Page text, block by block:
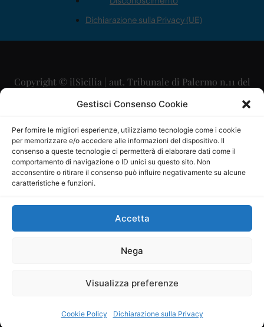
Gestisci Consenso Cookie
Per fornire le migliori esperienze, utilizziamo tecnologie come i cookie
per memorizzare e/o accedere alle informazioni del dispositivo. Il
consenso a queste tecnologie ci permetterà di elaborare dati come il
comportamento di navigazione o ID unici su questo sito. Non
acconsentire o ritirare il consenso può influire negativamente su alcune
caratteristiche e funzioni.
Accetta
Nega
Visualizza preferenze
Cookie Policy Dichiarazione sulla Privacy
Dichiarazione sulla Privacy (UE)
Copyright © ilSicilia | aut. Tribunale di Palermo n.11 del
29/09/2015
Direttore Editoriale: Maurizio Scaglione
Direttore Responsabile: Maria Calabrese
P.IVA: 06334930820
Mercurio Comunicazione Società Cooperativa a r.l. è
iscritta al Registro degli Operatori di Comunicazione al
Sito gestito daLa Digitale srl–info@ladigitale.it